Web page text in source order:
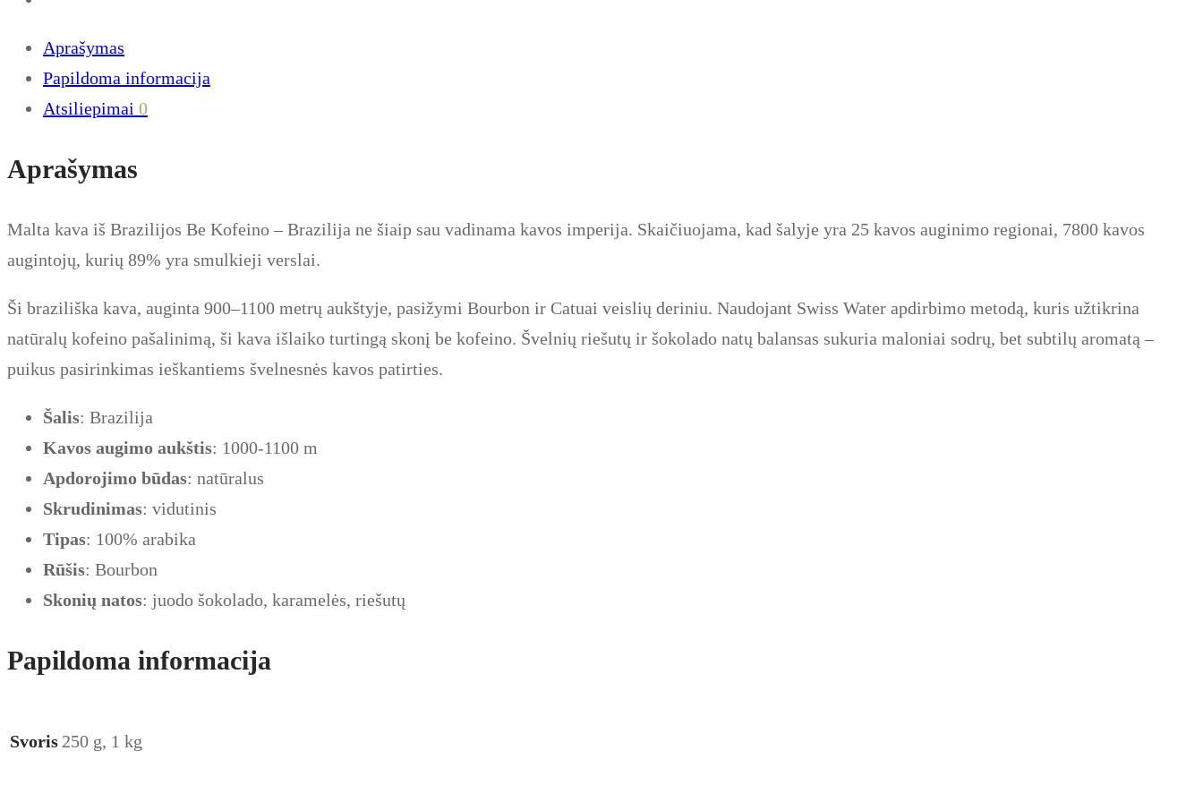
Aprašymas
Papildoma informacija
Atsiliepimai 0
Aprašymas
Malta kava iš Brazilijos Be Kofeino – Brazilija ne šiaip sau vadinama kavos imperija. Skaičiuojama, kad šalyje yra 25 kavos auginimo regionai, 7800 kavos
augintojų, kurių 89% yra smulkieji verslai.
Ši braziliška kava, auginta 900–1100 metrų aukštyje, pasižymi Bourbon ir Catuai veislių deriniu. Naudojant Swiss Water apdirbimo metodą, kuris užtikrina
natūralų kofeino pašalinimą, ši kava išlaiko turtingą skonį be kofeino. Švelnių riešutų ir šokolado natų balansas sukuria maloniai sodrų, bet subtilų aromatą –
puikus pasirinkimas ieškantiems švelnesnės kavos patirties.
Šalis: Brazilija
Kavos augimo aukštis: 1000-1100 m
Apdorojimo būdas: natūralus
Skrudinimas: vidutinis
Tipas: 100% arabika
Rūšis: Bourbon
Skonių natos: juodo šokolado, karamelės, riešutų
Papildoma informacija
Svoris 250 g, 1 kg